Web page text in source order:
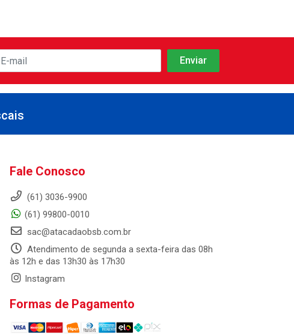
Fale Conosco
(61) 3036-9900
(61) 99800-0010
sac@atacadaobsb.com.br
Atendimento de segunda a sexta-feira das 08h
às 12h e das 13h30 às 17h30
Instagram
Formas de Pagamento